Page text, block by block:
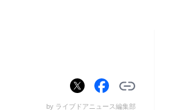
by ライブドアニュース編集部